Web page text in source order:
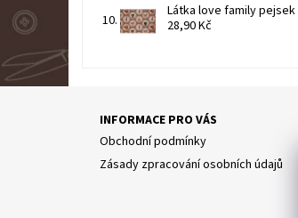
Látka love family pejsek
28,90 Kč
INFORMACE PRO VÁS
Obchodní podmínky
Zásady zpracování osobních údajů